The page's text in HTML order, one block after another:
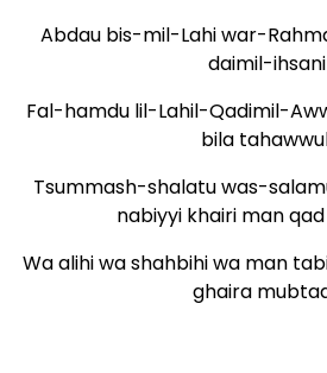
Abdau bis-mil-Lahi war-
daimil-ihsani
Fal-hamdu lil-Lahil-Qadimil-
bila
Tsummash-shalatu was-
nabiyyi khairi man
Wa alihi wa shahbihi wa man
ghaira